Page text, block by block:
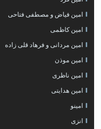
امین فیاض و مصطفی فتاحی
امین کاظمی
امین مردانی و فرهاد قلی زاده
امین موذن
امین ناظری
امین هدایتی
امینو
انزی